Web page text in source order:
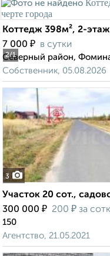
2/1
Коттедж 398м², 2-
7 000 ₽ в сутки
Северный район,
Собственник, 05.08.2026
3
Участок 20 сот.,
300 000 ₽ 200 ₽ за
150
Агентство, 21.05.2021